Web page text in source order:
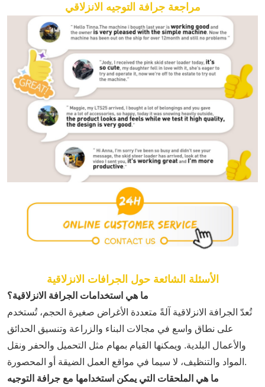
مراجعة جرافة التوجيه الانزلاقي
الأسئلة الشائعة حول الجرافات الانزلاقية
ما هي استخدامات الجرافة الانزلاقية؟
تُعدّ الجرافة الانزلاقية آلةً متعددة الأغراض صغيرة الحجم، تُستخدم
على نطاق واسع في مجالات البناء والزراعة وتنسيق الحدائق
والأعمال البلدية. ويمكنها القيام بمهام مثل التحميل والحفر ونقل
المواد والتنظيف، لا سيما في مواقع العمل الضيقة أو المحصورة.
ما هي الملحقات التي يمكن استخدامها مع جرافة التوجيه